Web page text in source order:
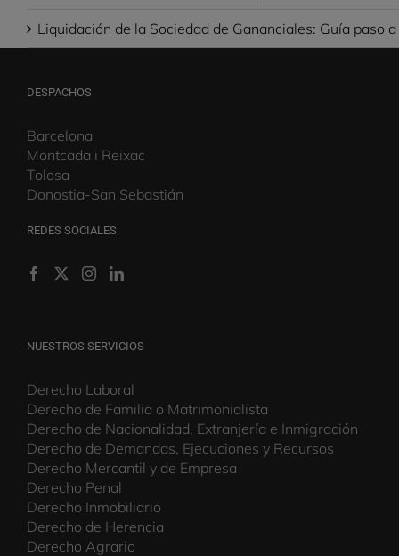
Liquidación de la Sociedad de Gananciales: Guía paso
DESPACHOS
Barcelona
Montcada i Reixac
Tolosa
Donostia-San Sebastián
REDES SOCIALES
NUESTROS SERVICIOS
Derecho Laboral
Derecho de Familia o Matrimonialista
Derecho de Nacionalidad, Extranjería e Inmigración
Derecho de Demandas, Ejecuciones y Recursos
Derecho Mercantil y de Empresa
Derecho Penal
Derecho Inmobiliario
Derecho de Herencia
Derecho Agrario